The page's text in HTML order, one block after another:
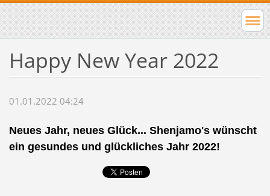
Happy New Year 2022
01.01.2022 04:24
Neues Jahr, neues Glück... Shenjamo's wünscht
ein gesundes und glückliches Jahr 2022!